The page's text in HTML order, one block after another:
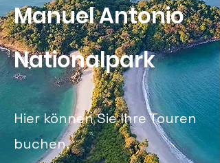
Manuel Antonio
Nationalpark
Hier können Sie Ihre Touren
buchen.